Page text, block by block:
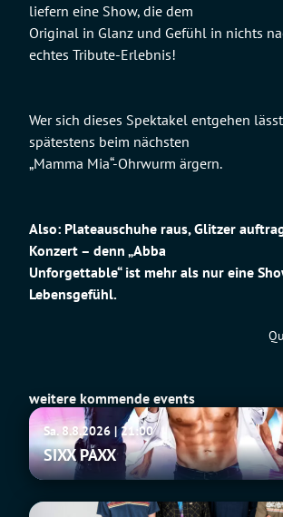
liefern eine Show, die dem
Original in Glanz und Gefühl in nichts
echtes Tribute-Erlebnis!
Wer sich dieses Spektakel entgehen
spätestens beim nächsten
„Mamma Mia“-Ohrwurm ärgern.
Also: Plateauschuhe raus, Glitzer
Konzert – denn „Abba
Unforgettable“ ist mehr als nur eine
Lebensgefühl.
weitere kommende events
SIXX
PAXXSa. 8.8.2026 | 21:00
SIXX PAXX
Fu